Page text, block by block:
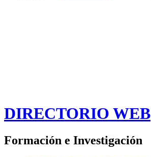
DIRECTORIO WEB
Formación e Investigación